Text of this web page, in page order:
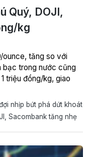
Quý, DOJI,
kg
ounce, tăng so với
bạc trong nước cũng
triệu đồng/kg, giao
nhịp bứt phá dứt khoát
Sacombank tăng nhẹ